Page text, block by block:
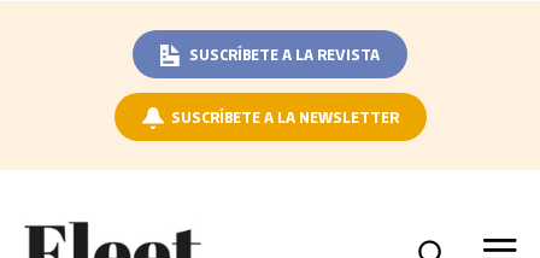
SUSCRÍBETE A LA REVISTA
SUSCRÍBETE A LA NEWSLETTER